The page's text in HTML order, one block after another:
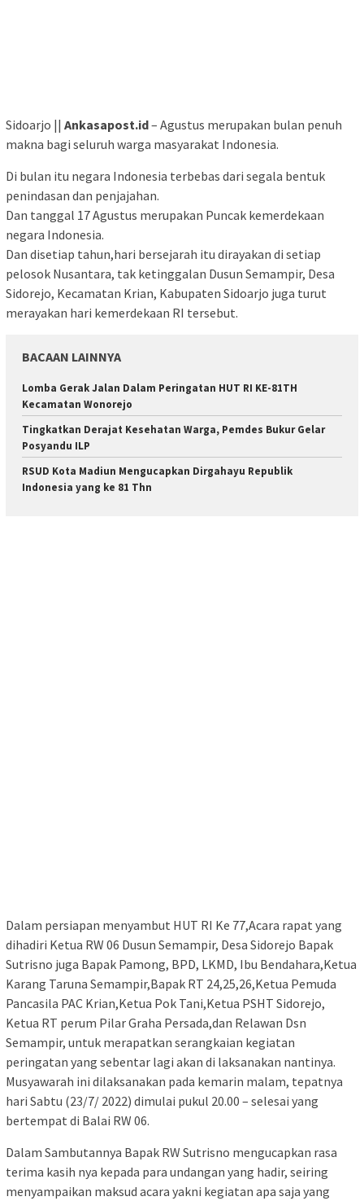
Sidoarjo || Ankasapost.id– Agustus merupakan bulan penuh
makna bagi seluruh warga masyarakat Indonesia.
Di bulan itu negara Indonesia terbebas dari segala bentuk
penindasan dan penjajahan.
Dan tanggal 17 Agustus merupakan Puncak kemerdekaan
negara Indonesia.
Dan disetiap tahun,hari bersejarah itu dirayakan di setiap
pelosok Nusantara, tak ketinggalan Dusun Semampir, Desa
Sidorejo, Kecamatan Krian, Kabupaten Sidoarjo juga turut
merayakan hari kemerdekaan RI tersebut.
BACAAN LAINNYA
Lomba Gerak Jalan Dalam Peringatan HUT RI KE-81TH
Kecamatan Wonorejo
Tingkatkan Derajat Kesehatan Warga, Pemdes Bukur Gelar
Posyandu ILP
RSUD Kota Madiun Mengucapkan Dirgahayu Republik
Indonesia yang ke 81 Thn
Dalam persiapan menyambut HUT RI Ke 77,Acara rapat yang
dihadiri Ketua RW 06 Dusun Semampir, Desa Sidorejo Bapak
Sutrisno juga Bapak Pamong, BPD, LKMD, Ibu Bendahara,Ketua
Karang Taruna Semampir,Bapak RT 24,25,26,Ketua Pemuda
Pancasila PAC Krian,Ketua Pok Tani,Ketua PSHT Sidorejo,
Ketua RT perum Pilar Graha Persada,dan Relawan Dsn
Semampir, untuk merapatkan serangkaian kegiatan
peringatan yang sebentar lagi akan di laksanakan nantinya.
Musyawarah ini dilaksanakan pada kemarin malam, tepatnya
hari Sabtu (23/7/ 2022) dimulai pukul 20.00 – selesai yang
bertempat di Balai RW 06.
Dalam Sambutannya Bapak RW Sutrisno mengucapkan rasa
terima kasih nya kepada para undangan yang hadir, seiring
menyampaikan maksud acara yakni kegiatan apa saja yang